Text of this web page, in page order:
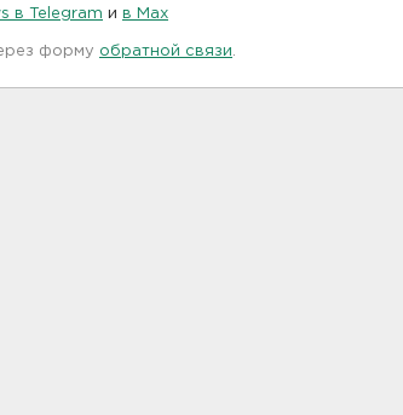
в Telegram и в Maх
форму обратной связи